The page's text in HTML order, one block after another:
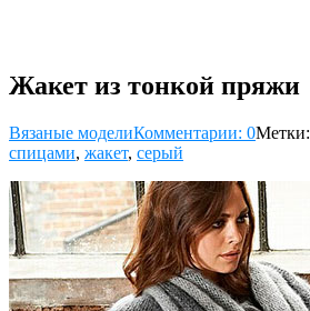
Жакет из тонкой пряжи
Вязаные моделиКомментарии: 0Метки:
спицами, жакет, серый